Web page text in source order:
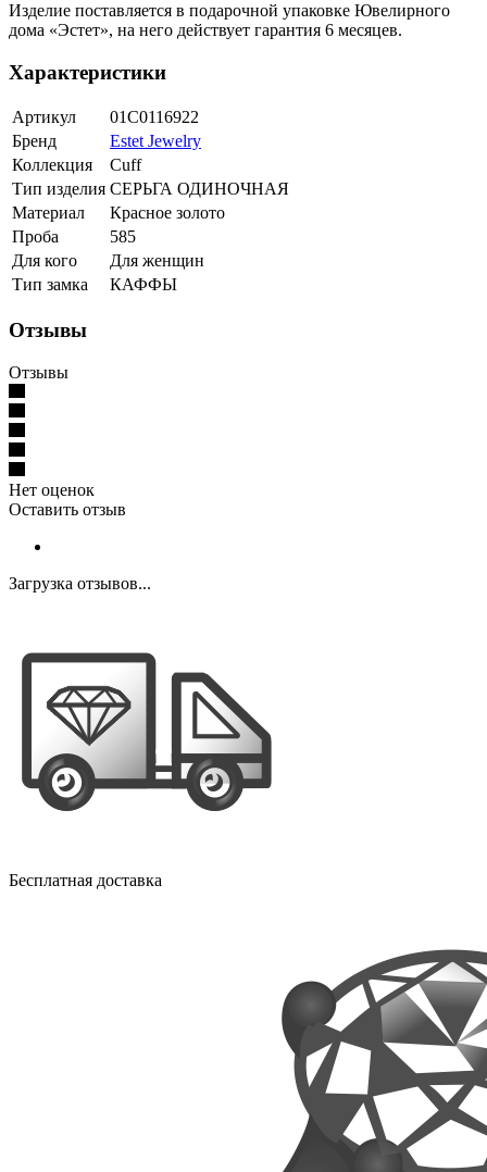
Изделие поставляется в подарочной упаковке Ювелирного
дома «Эстет», на него действует гарантия 6 месяцев.
Характеристики
Артикул
01С0116922
Бренд
Estet Jewelry
Коллекция
Cuff
Тип изделия СЕРЬГА ОДИНОЧНАЯ
Материал
Красное золото
Проба
585
Для кого
Для женщин
Тип замка
КАФФЫ
Отзывы
Отзывы
Нет оценок
Оставить отзыв
Загрузка отзывов...
Бесплатная доставка